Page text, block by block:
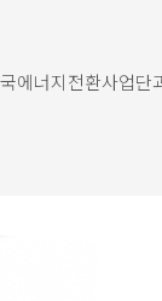
에너지전환사업단